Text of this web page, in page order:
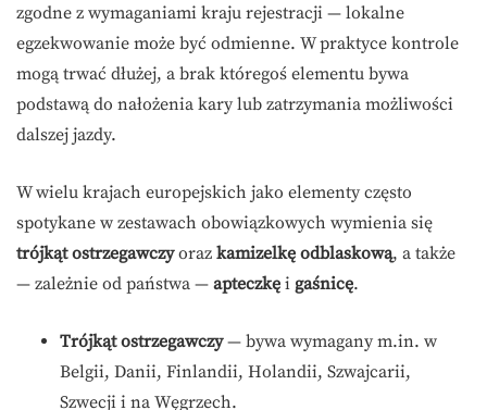
zgodne z wymaganiami kraju rejestracji — lokalne
egzekwowanie może być odmienne. W praktyce kontrole
mogą trwać dłużej, a brak któregoś elementu bywa
podstawą do nałożenia kary lub zatrzymania możliwości
dalszej jazdy.
W wielu krajach europejskich jako elementy często
spotykane w zestawach obowiązkowych wymienia się
trójkąt ostrzegawczyoraz kamizelkę odblaskową, a także
— zależnie od państwa — apteczkę i gaśnicę.
Trójkąt ostrzegawczy— bywa wymagany m.in. w
Belgii, Danii, Finlandii, Holandii, Szwajcarii,
Szwecji i na Węgrzech.